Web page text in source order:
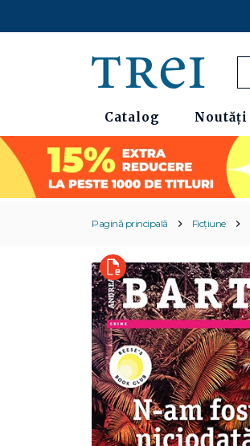
Catalog Noutăți
Pagină principală Ficțiune